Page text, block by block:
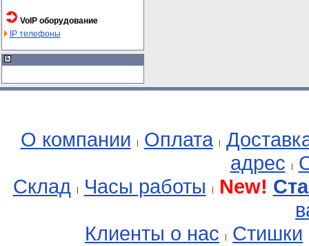
VoIP оборудование
IP телефоны
О компании Оплата
адрес
Склад
Часы работы New!
Клиенты о нас
Стишки